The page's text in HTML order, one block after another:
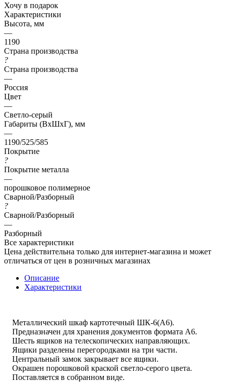
Хочу в подарок
Характеристики
Высота, мм
—
1190
Страна производства
?
Страна производства
—
Россия
Цвет
—
Светло-серый
Габариты (ВхШхГ), мм
—
1190/525/585
Покрытие
?
Покрытие металла
—
порошковое полимерное
Сварной/Разборный
?
Сварной/Разборный
—
Разборный
Все характеристики
Цена действительна только для интернет-магазина и может
отличаться от цен в розничных магазинах
Описание
Характеристики
Металлический шкаф картотечный ШК-6(A6).
Предназначен для хранения документов формата А6.
Шесть ящиков на телескопических направляющих.
Ящики разделены перегородками на три части.
Центральный замок закрывает все ящики.
Окрашен порошковой краской светло-серого цвета.
Поставляется в собранном виде.